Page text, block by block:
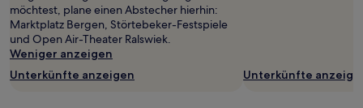
ändern.
Es
können
zusätzliche
Bedingungen
gelten.
möchtest, plane einen Abstecher hierhin:
Marktplatz Bergen, Störtebeker-Festspiele
und Open Air-Theater Ralswiek.
Weniger anzeigen
Unterkünfte anzeigen
Unterkünfte